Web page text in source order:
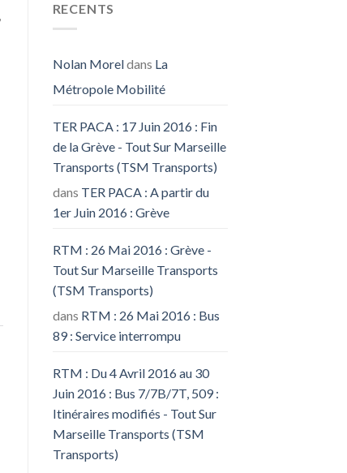
RECENTS
Nolan Moreldans La
Métropole Mobilité
TER PACA : 17 Juin 2016 : Fin
de la Grève - Tout Sur Marseille
Transports (TSM Transports)
dans TER PACA : A partir du
1er Juin 2016 : Grève
RTM : 26 Mai 2016 : Grève -
Tout Sur Marseille Transports
(TSM Transports)
dans RTM : 26 Mai 2016 : Bus
89 : Service interrompu
RTM : Du 4 Avril 2016 au 30
Juin 2016 : Bus 7/7B/7T, 509 :
Itinéraires modifiés - Tout Sur
Marseille Transports (TSM
Transports)